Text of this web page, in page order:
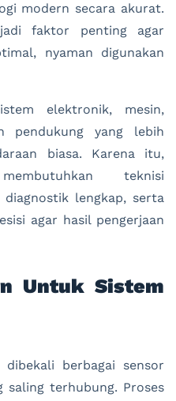
modern secara akurat.
faktor penting agar
nyaman digunakan
elektronik, mesin,
pendukung yang lebih
biasa. Karena itu,
teknisi
lengkap, serta
agar hasil pengerjaan
Untuk Sistem
berbagai sensor
terhubung. Proses